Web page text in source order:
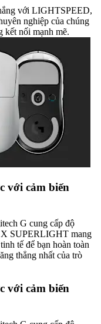
với LIGHTSPEED,
nghiệp của chúng
kết nối mạnh mẽ.
với cảm biến
G cung cấp độ
X SUPERLIGHT mang
tế để bạn hoàn toàn
thẳng nhất của trò
với cảm biến